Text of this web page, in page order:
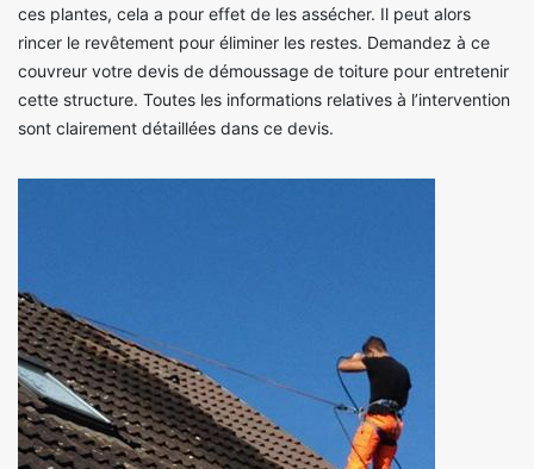
ces plantes, cela a pour effet de les assécher. Il peut alors
rincer le revêtement pour éliminer les restes. Demandez à ce
couvreur votre devis de démoussage de toiture pour entretenir
cette structure. Toutes les informations relatives à l’intervention
sont clairement détaillées dans ce devis.